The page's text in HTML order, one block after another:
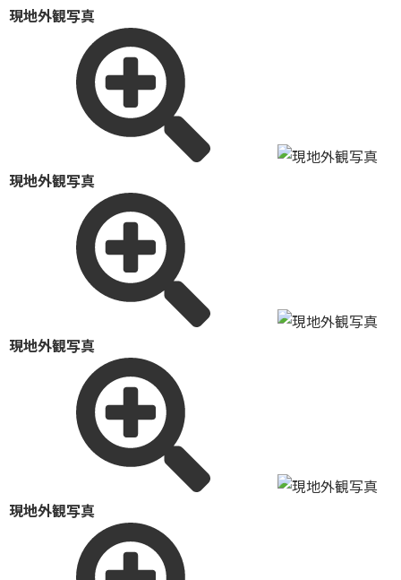
現地外観写真
現地外観写真
現地外観写真
現地外観写真